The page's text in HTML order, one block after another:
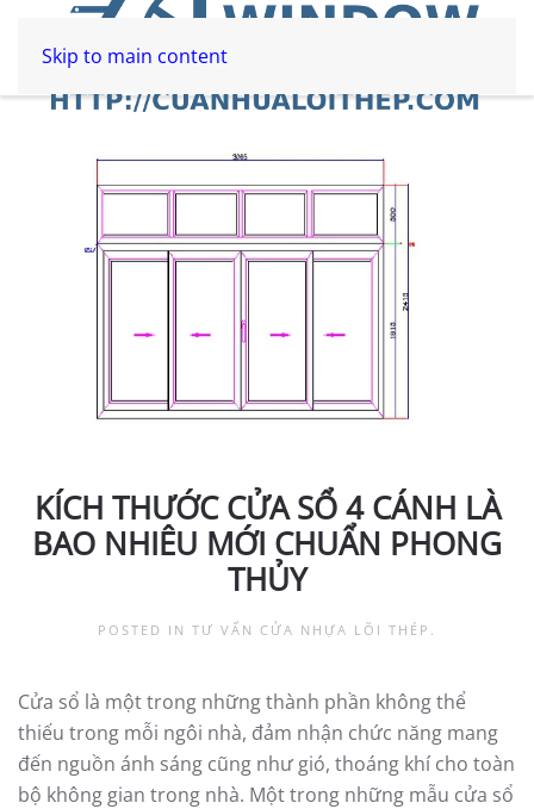
Skip to main content
KÍCH THƯỚC CỬA SỔ 4 CÁNH LÀ
BAO NHIÊU MỚI CHUẨN PHONG
THỦY
POSTED IN TƯ VẤN CỬA NHỰA LÕI THÉP
Cửa sổ là một trong những thành phần không thể
thiếu trong mỗi ngôi nhà, đảm nhận chức năng mang
đến nguồn ánh sáng cũng như gió, thoáng khí cho toàn
bộ không gian trong nhà. Một trong những mẫu cửa sổ